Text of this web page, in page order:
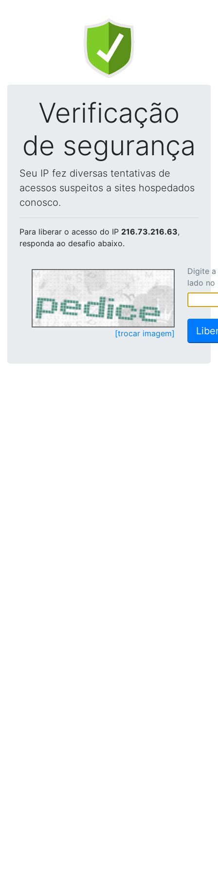
Verificação
de segurança
Seu IP fez diversas tentativas de
acessos suspeitos a sites hospedados
conosco.
Para liberar o acesso do IP 216.73.216.63,
responda ao desafio abaixo.
[trocar imagem]
Digite
lado no